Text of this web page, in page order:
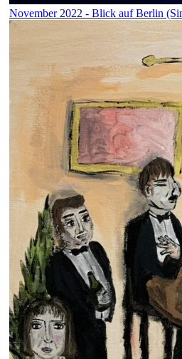
November 2022 - Blick auf Berlin